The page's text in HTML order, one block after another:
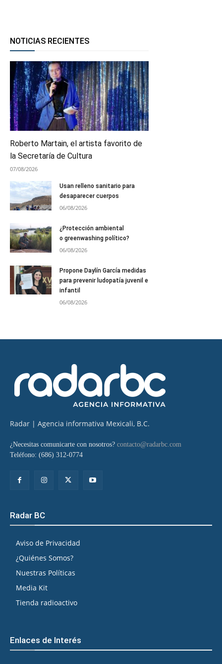
NOTICIAS RECIENTES
Roberto Martain, el artista favorito de
la Secretaría de Cultura
07/08/2026
Usan relleno sanitario para
desaparecer cuerpos
06/08/2026
¿Protección ambiental
o greenwashing político?
06/08/2026
Propone Daylín García medidas
para prevenir ludopatía juvenil e
infantil
06/08/2026
Radar | Agencia informativa Mexicali, B.C.
¿Necesitas comunicarte con nosotros? contacto@radarbc.com
Teléfono: (686) 312-0774
Radar BC
Aviso de Privacidad
¿Quiénes Somos?
Nuestras Políticas
Media Kit
Tienda radioactivo
Enlaces de Interés